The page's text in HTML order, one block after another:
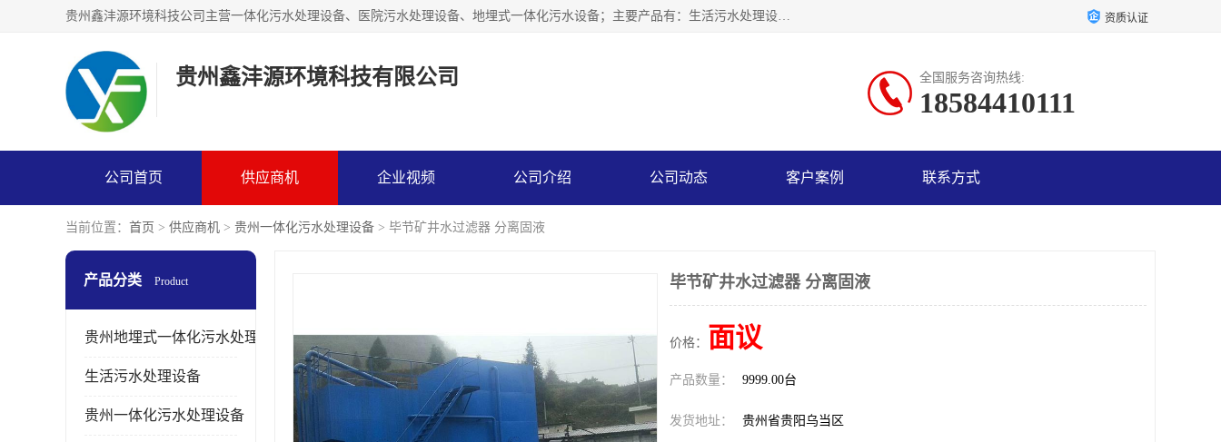
贵州鑫沣源环境科技公司主营一体化污水处理设备、医院污水处理设备、地埋式一体化污水设备；主要产品有：生活污水处理设备，养殖场废水处理设备，屠宰废水处理设备，洗涤废水处理设备，MBR膜生物处理设备，反渗透纯水设备，二次供水水箱清洗消毒，净水过滤设备，软水设备等。欢迎新老顾客来电咨询！ 资质认证
贵州鑫沣源环境科技有限公司 全国服务咨询热线:
18584410111
公司首页 供应商机 企业视频 公司介绍 公司动态 客户案例 联系方式
当前位置： 首页 > 供应商机 > 贵州一体化污水处理设备 > 毕节矿井水过滤器 分离固液
产品分类 Product
贵州地埋式一体化污水处理设备
生活污水处理设备
贵州一体化污水处理设备
毕节矿井水过滤器 分离固液
价格： 面议
产品数量： 9999.00台
发货地址： 贵州省贵阳乌当区